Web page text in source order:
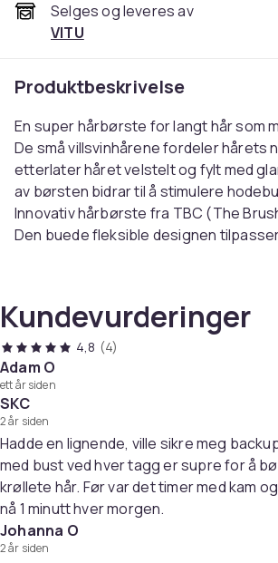
Selges og leveres av
VITU
Produktbeskrivelse
En super hårbørste for langt hår som
De små villsvinhårene fordeler hårets
etterlater håret velstelt og fylt med
av børsten bidrar til å stimulere
Innovativ hårbørste fra TBC (The
Den buede fleksible designen
Børsten stimulerer hodebunnen og
noe som bidrar til å fremme hårets
Børsten motvirker statisk elektrisitet
sunn og velstelt finish med rikelig med
Fordeler med TBC Detangling
Egnet for langt hår (tynt, tykt, tungt
Passer for barn da det glir lett
Fremmer veksten av hår
Artikkel nr.
Kundevurderinger
4,8 (4)
Adam O
ett år siden
SKC
2 år siden
Hadde en lignende, ville sikre meg
med bust ved hver tagg er supre for å
krøllete hår. Før var det timer med kam
nå 1 minutt hver morgen.
Johanna O
2 år siden